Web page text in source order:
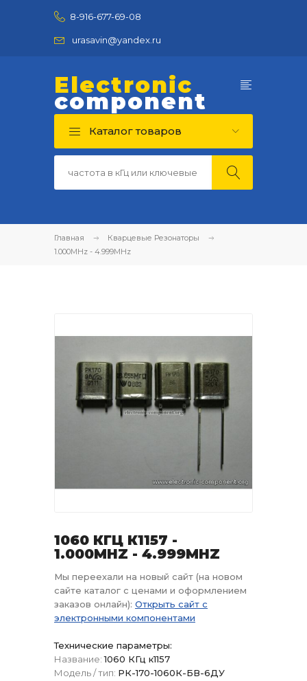
8-916-677-69-08
urasavin@yandex.ru
Electronic
component
Каталог товаров
Главная
Кварцевые Резонаторы
1.000MHz - 4.999MHz
1060 КГЦ К1157 -
1.000MHZ - 4.999MHZ
Мы переехали на новый сайт (на новом
сайте каталог с ценами и оформлением
заказов онлайн): Открыть сайт с
электронными компонентами
Технические параметры:
Название: 1060 КГц к1157
Модель / тип: РК-170-1060К-БВ-6ДУ